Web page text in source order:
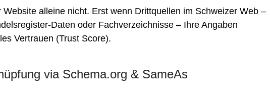
alleine nicht. Erst wenn Drittquellen im Schweizer Web –
Daten oder Fachverzeichnisse – Ihre Angaben
Vertrauen (Trust Score).
via Schema.org & SameAs